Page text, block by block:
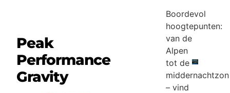
Peak
Performance
Gravity
Boordevol
hoogtepunten:
van de
Alpen
tot de
middernachtzon
– vind